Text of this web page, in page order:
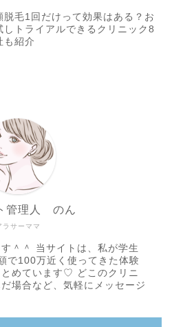
脱毛1回だけって効果はある？お
しトライアルできるクリニック8
も紹介
ラサーママ
管理人 のん
＾＾ 当サイトは、私が学生
で100万近く使ってきた体験
めています♡ どこのクリニ
場合など、気軽にメッセージ